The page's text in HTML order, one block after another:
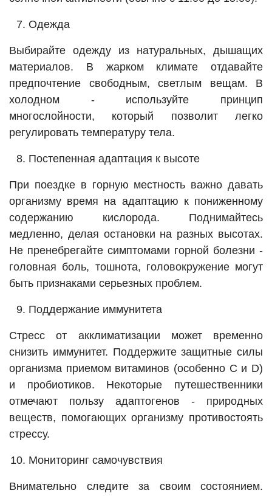
Одежда
Выбирайте одежду из натуральных, дышащих
материалов. В жарком климате отдавайте
предпочтение свободным, светлым вещам. В
холодном - используйте принцип
многослойности, который позволит легко
регулировать температуру тела.
Постепенная адаптация к высоте
При поездке в горную местность важно давать
организму время на адаптацию к пониженному
содержанию кислорода. Поднимайтесь
медленно, делая остановки на разных высотах.
Не пренебрегайте симптомами горной болезни -
головная боль, тошнота, головокружение могут
быть признаками серьезных проблем.
Поддержание иммунитета
Стресс от акклиматизации может временно
снизить иммунитет. Поддержите защитные силы
организма приемом витаминов (особенно C и D)
и пробиотиков. Некоторые путешественники
отмечают пользу адаптогенов - природных
веществ, помогающих организму противостоять
стрессу.
Мониторинг самочувствия
Внимательно следите за своим состоянием.